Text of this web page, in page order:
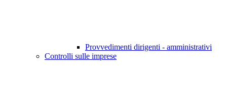
Provvedimenti dirigenti - amministrativi
Controlli sulle imprese